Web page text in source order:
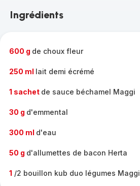
gamme
Ingrédients
600 g de choux fleur
250 ml lait demi écrémé
1 sachet de sauce béchamel Maggi
30 g d'emmental
300 ml d'eau
50 g d'allumettes de bacon Herta
1 /2 bouillon kub duo légumes Maggi